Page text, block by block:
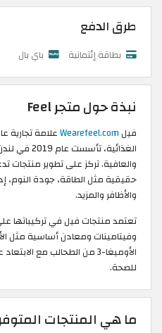
طرق الدفع
بطاقة إئتمانية باي بال
نبذة حول متجر Feel
فيل Wearefeel.comعلامة
الغذائية،
والعافية. تركز على تطوير منتجات
حقيقية مثل الطاقة، جودة النوم،
والأظافر والمزيد.
تعتمد منتجات فيل في تركيباتها
وفيتامينات ومعادن أساسية مثل
الأوميغا-3 من الطحالب مع
للصحة.
ما هي المنتجات